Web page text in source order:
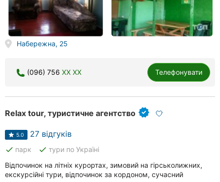
Набережна, 25
(096) 756 XX XX Телефонувати
Relax tour, туристичне агентство
5.0 27 відгуків
done парк done тури по Україні
Відпочинок на літніх курортах, зимовий на гірськолижних,
екскурсійні тури, відпочинок за кордоном, сучасний